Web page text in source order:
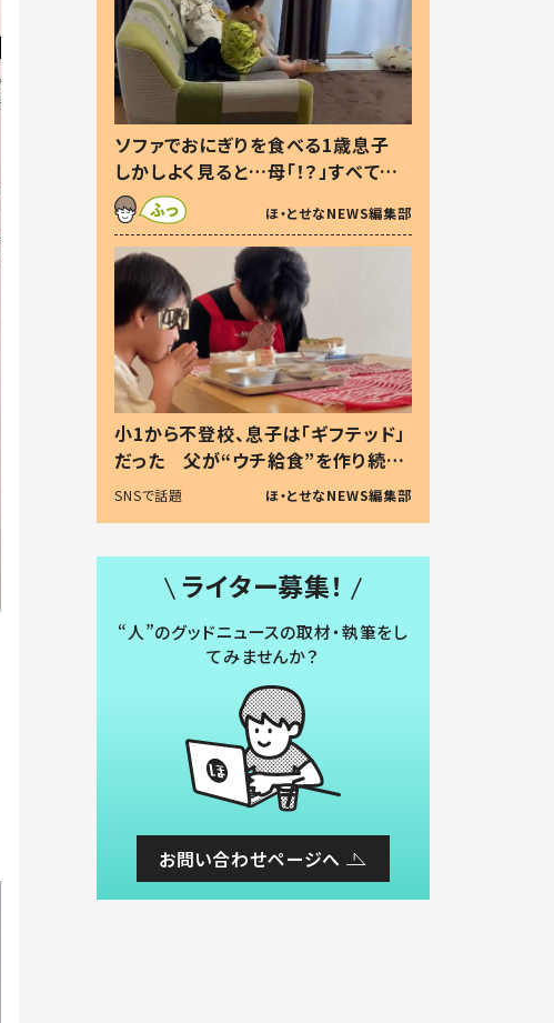
ソファでおにぎりを食べる1歳息子
しかしよく見ると…母「！？」すべてを
察した母の投稿に「可愛いから許
す！」「現行犯〜」
ほ・とせなNEWS編集部
小1から不登校、息子は「ギフテッド」
だった 父が“ウチ給食”を作り続け
る理由とは #令和の親 #令和の子
SNSで話題 ほ・とせなNEWS編集部
ライター募集！
“人”のグッドニュースの取材・執筆をし
てみませんか？
お問い合わせページへ